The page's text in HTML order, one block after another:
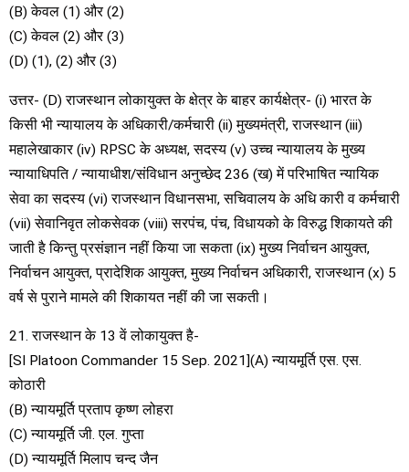
(B) केवल (1) और (2)
(C) केवल (2) और (3)
(D) (1), (2) और (3)
उत्तर- (D) राजस्थान लोकायुक्त के क्षेत्र के बाहर कार्यक्षेत्र- (i) भारत के
किसी भी न्यायालय के अधिकारी/कर्मचारी (ii) मुख्यमंत्री, राजस्थान (iii)
महालेखाकार (iv) RPSC के अध्यक्ष, सदस्य (v) उच्च न्यायालय के मुख्य
न्यायाधिपति / न्यायाधीश/संविधान अनुच्छेद 236 (ख) में परिभाषित न्यायिक
सेवा का सदस्य (vi) राजस्थान विधानसभा, सचिवालय के अधि कारी व कर्मचारी
(vii) सेवानिवृत लोकसेवक (viii) सरपंच, पंच, विधायको के विरुद्ध शिकायते की
जाती है किन्तु प्रसंज्ञान नहीं किया जा सकता (ix) मुख्य निर्वाचन आयुक्त,
निर्वाचन आयुक्त, प्रादेशिक आयुक्त, मुख्य निर्वाचन अधिकारी, राजस्थान (x) 5
वर्ष से पुराने मामले की शिकायत नहीं की जा सकती।
21. राजस्थान के 13 वें लोकायुक्त है-
[SI Platoon Commander 15 Sep. 2021](A) न्यायमूर्ति एस. एस.
कोठारी
(B) न्यायमूर्ति प्रताप कृष्ण लोहरा
(C) न्यायमूर्ति जी. एल. गुप्ता
(D) न्यायमूर्ति मिलाप चन्द जैन